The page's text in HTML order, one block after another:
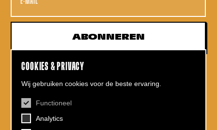
COOKIES & PRIVACY
Wij gebruiken cookies voor de beste ervaring.
Functioneel
Analytics
ABONNEREN
CONTACT